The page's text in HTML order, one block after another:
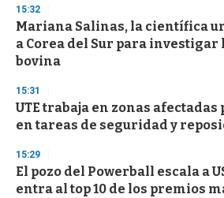
15:32
Mariana Salinas, la científica
a Corea del Sur para investigar
bovina
15:31
UTE trabaja en zonas
en tareas de seguridad y
15:29
El pozo del Powerball escala a
entra al top 10 de los premios